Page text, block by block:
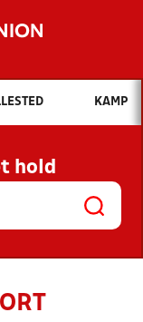
vil du søge efter?
OG NYHEDER
OG
KAMP
hold